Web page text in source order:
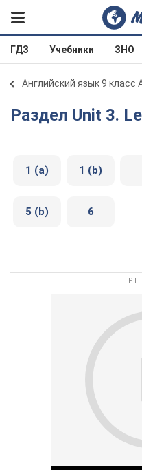
ГДЗ Учебники ЗНО
Английский язык 9 класс
Раздел Unit 3.
1 (a) 1 (b)
5 (b) 6